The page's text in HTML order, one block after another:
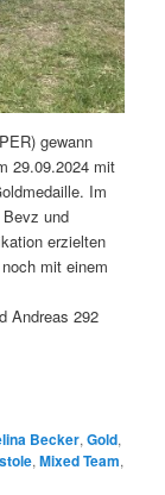
gewann
29.09.2024 mit
Im
und
erzielten
mit einem
Andreas 292
Becker,Gold,
,Mixed Team,